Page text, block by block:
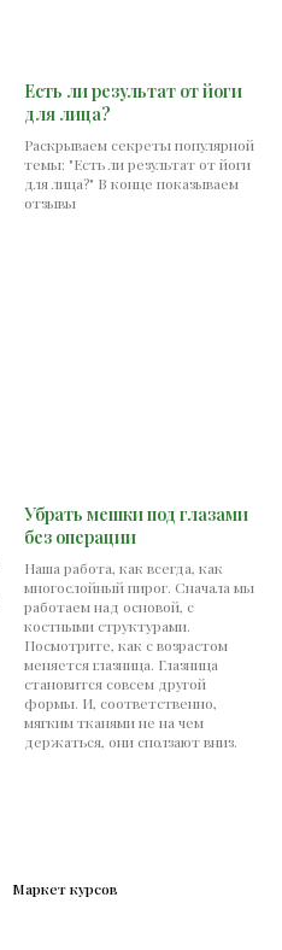
Есть ли результат от йоги
для лица?
Раскрываем секреты популярной
темы: "Есть ли результат от йоги
для лица?" В конце показываем
отзывы
Убрать мешки под глазами
без операции
Наша работа, как всегда, как
многослойный пирог. Сначала мы
работаем над основой, с
костными структурами.
Посмотрите, как с возрастом
меняется глазница. Глазница
становится совсем другой
формы. И, соответственно,
мягким тканями не на чем
держаться, они сползают вниз.
Маркет курсов